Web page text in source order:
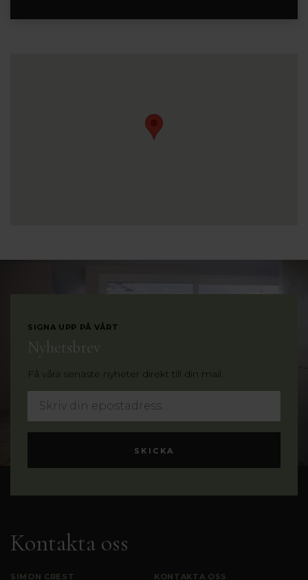
Kontakta oss
SIMON CREST KONTAKTA OSS
SIGNA UPP PÅ VÅRT
Nyhetsbrev
Få våra senaste nyheter direkt till din mail.